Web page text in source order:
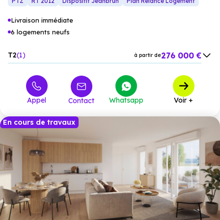
énergétiques réduites.
Livraison immédiate
6 logements neufs
T2 1 à partir de276 000 €
Appel Contact Whatsapp Voir +
En cours de travaux